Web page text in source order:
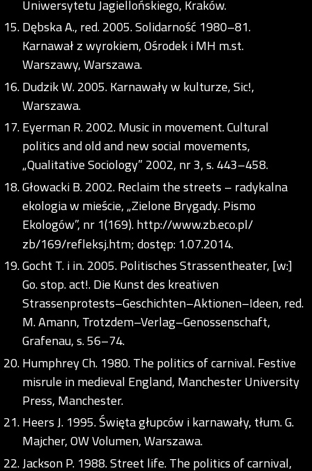
Uniwersytetu Jagiellońskiego, Kraków.
Dębska A., red. 2005. Solidarność 1980–81.
Karnawał z wyrokiem, Ośrodek i MH m.st.
Warszawy, Warszawa.
Dudzik W. 2005. Karnawały w kulturze, Sic!,
Warszawa.
Eyerman R. 2002. Music in movement. Cultural
politics and old and new social movements,
„Qualitative Sociology” 2002, nr 3, s. 443–458.
Głowacki B. 2002. Reclaim the streets – radykalna
ekologia w mieście, „Zielone Brygady. Pismo
Ekologów”, nr 1(169).http://www.zb.eco.pl/
zb/169/refleksj.htm; dostęp: 1.07.2014.
Gocht T. i in. 2005. Politisches Strassentheater, [w:]
Go. stop. act!. Die Kunst des kreativen
Strassenprotests–Geschichten–Aktionen–Ideen, red.
M. Amann, Trotzdem–Verlag–Genossenschaft,
Grafenau, s. 56–74.
Humphrey Ch. 1980. The politics of carnival. Festive
misrule in medieval England, Manchester University
Press, Manchester.
Heers J. 1995. Święta głupców i karnawały, tłum. G.
Majcher, OW Volumen, Warszawa.
Jackson P. 1988. Street life. The politics of carnival,